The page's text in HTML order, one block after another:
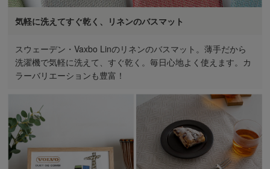
気軽に洗えてすぐ乾く、リネンのバスマット
スウェーデン・Vaxbo Linのリネンのバスマット。薄手だから
洗濯機で気軽に洗えて、すぐ乾く。毎日心地よく使えます。カ
ラーバリエーションも豊富！